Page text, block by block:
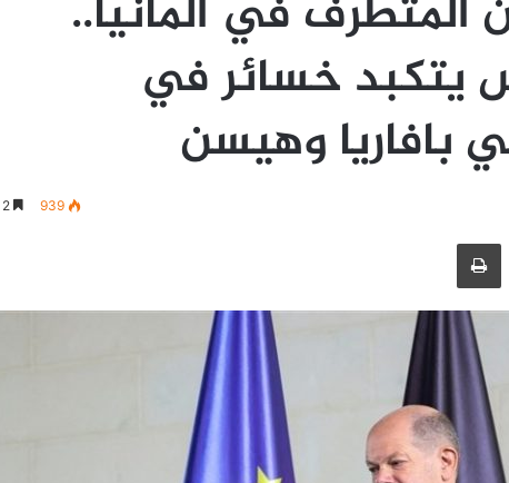
المتطرف في ألمانيا..
يتكبد خسائر في
بافاريا وهيسن
939
عبر البريد طباعة